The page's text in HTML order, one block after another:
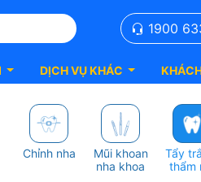
1900
DỊCH VỤ KHÁC
Chỉnh nha
Mũi khoan
nha khoa
Tẩy
thẩm